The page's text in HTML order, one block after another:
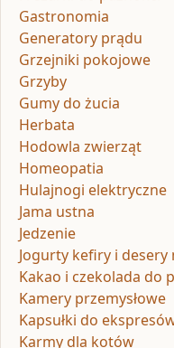
Gastronomia
Generatory prądu
Grzejniki pokojowe
Grzyby
Gumy do żucia
Herbata
Hodowla zwierząt
Homeopatia
Hulajnogi elektryczne
Jama ustna
Jedzenie
Jogurty kefiry i desery
Kakao i czekolada do
Kamery przemysłowe
Kapsułki do
Karmy dla kotów